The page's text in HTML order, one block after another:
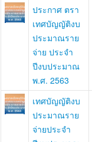
ประกาศ ตรา
เทศบัญญัติงบ
ประมาณราย
จ่าย ประจำ
ปีงบประมาณ
พ.ศ. 2563
เทศบัญญัติงบ
ประมาณราย
จ่ายประจำ